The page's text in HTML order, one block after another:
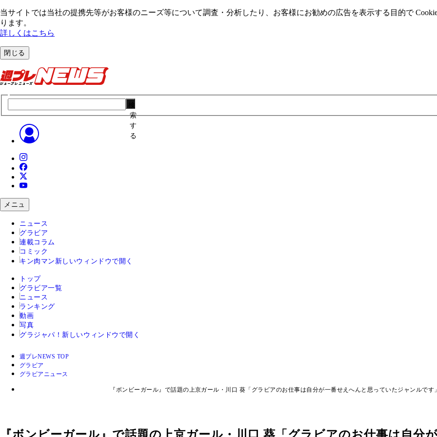
当サイトでは当社の提携先等がお客様のニーズ等について調査・分析したり、お客様にお勧めの広告を表⽰する⽬的で
ります。
詳しくはこちら
閉じる
索
す
る
メニュ
ニュース
グラビア
連載コラム
コミック
キン肉マン 新しいウィンドウで開く
トップ
グラビア一覧
ニュース
ランキング
動画
写真
グラジャパ！ 新しいウィンドウで開く
週プレNEWS TOP
グラビア
グラビアニュース
『ボンビーガール』で話題の上京ガール・川口 葵「グラビアのお仕事は自分が一番せえへんと思っていたジャンルです」
『ボンビーガール』で話題の上京ガール・川口 葵「グラビアのお仕事は自分